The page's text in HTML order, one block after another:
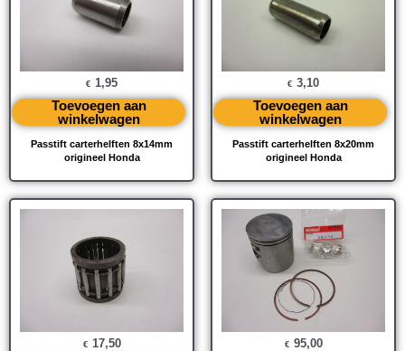
Passtift carterhelften 8x14mm
origineel Honda
€ 1,95
Toevoegen aan
winkelwagen
Passtift carterhelften 8x20mm
origineel Honda
€ 3,10
Toevoegen aan
winkelwagen
€ 17,50 € 95,00